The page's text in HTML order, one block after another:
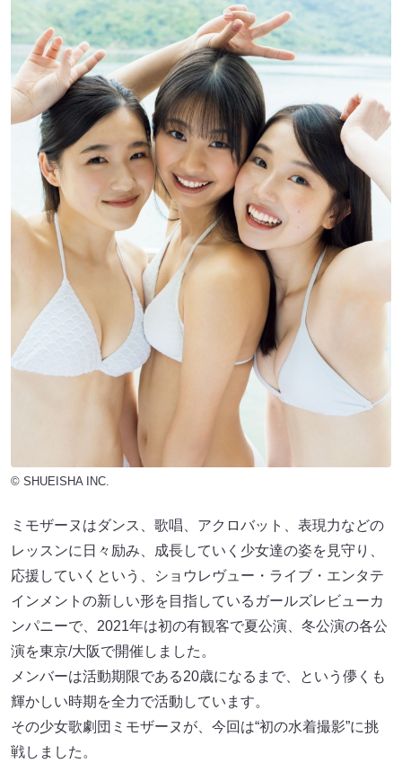
© SHUEISHA INC.
ミモザーヌはダンス、歌唱、アクロバット、表現力などの
レッスンに日々励み、成長していく少女達の姿を見守り、
応援していくという、ショウレヴュー・ライブ・エンタテ
インメントの新しい形を目指しているガールズレビューカ
ンパニーで、2021年は初の有観客で夏公演、冬公演の各公
演を東京/大阪で開催しました。
メンバーは活動期限である20歳になるまで、という儚くも
輝かしい時期を全力で活動しています。
その少女歌劇団ミモザーヌが、今回は“初の水着撮影”に挑
戦しました。